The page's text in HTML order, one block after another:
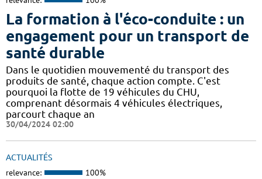
La formation à l'éco-conduite : un
engagement pour un transport de
santé durable
Dans le quotidien mouvementé du transport des
produits de santé, chaque action compte. C'est
pourquoi la flotte de 19 véhicules du CHU,
comprenant désormais 4 véhicules électriques,
parcourt chaque an
30/04/2024 02:00
ACTUALITÉS
relevance: 100%